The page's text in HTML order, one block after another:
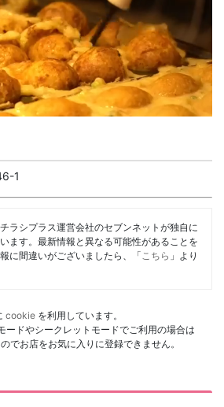
1
ラシプラス運営会社のセブンネットが独自に
ます。最新情報と異なる可能性があることを
に間違いがございましたら、「 こちら 」より
cookie を利用しています。
ードやシークレットモードでご利用の場合は
でお店をお気に入りに登録できません。